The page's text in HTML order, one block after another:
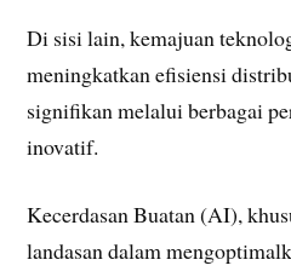
Di sisi lain, kemajuan
meningkatkan efisiensi
signifikan melalui berbagai
inovatif.
Kecerdasan Buatan (AI),
landasan dalam